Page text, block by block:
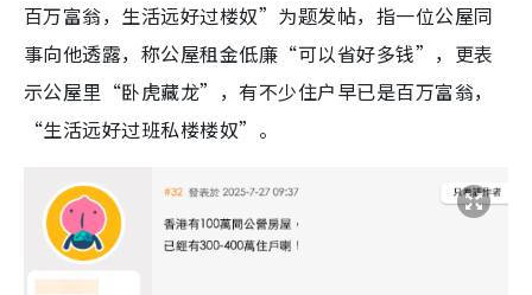
百万富翁，生活远好过楼奴”为题发帖，指一位公屋同
事向他透露，称公屋租金低廉“可以省好多钱”，更表
示公屋里“卧虎藏龙”，有不少住户早已是百万富翁，
“生活远好过班私楼楼奴”。